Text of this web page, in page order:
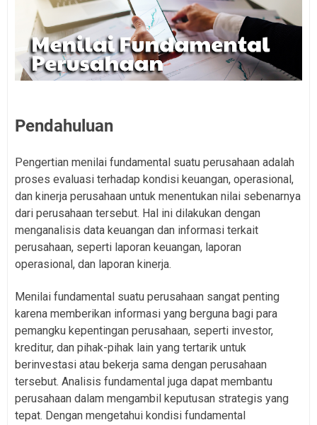
Pendahuluan
Pengertian menilai fundamental suatu perusahaan adalah
proses evaluasi terhadap kondisi keuangan, operasional,
dan kinerja perusahaan untuk menentukan nilai sebenarnya
dari perusahaan tersebut. Hal ini dilakukan dengan
menganalisis data keuangan dan informasi terkait
perusahaan, seperti laporan keuangan, laporan
operasional, dan laporan kinerja.
Menilai fundamental suatu perusahaan sangat penting
karena memberikan informasi yang berguna bagi para
pemangku kepentingan perusahaan, seperti investor,
kreditur, dan pihak-pihak lain yang tertarik untuk
berinvestasi atau bekerja sama dengan perusahaan
tersebut. Analisis fundamental juga dapat membantu
perusahaan dalam mengambil keputusan strategis yang
tepat. Dengan mengetahui kondisi fundamental